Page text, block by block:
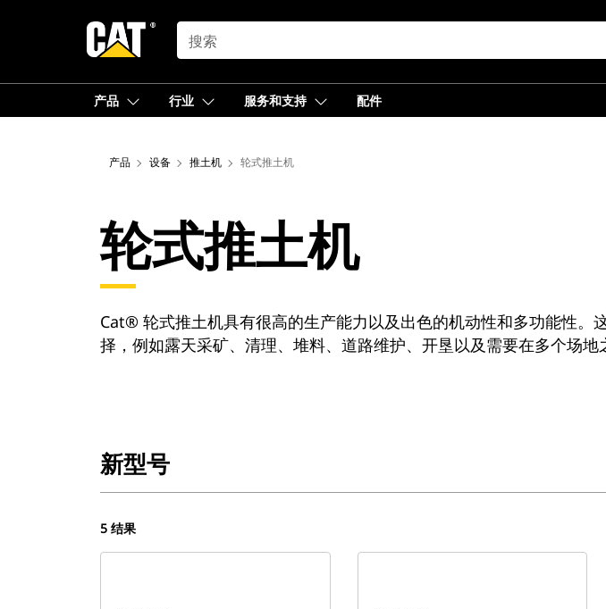
SEARCH
产品 行业 服务和支持 配件
产品 设备 推土机 轮式推土机
轮式推土机
Cat® 轮式推土机具有很高的生产能力以及出色的机动性和多功能性
择，例如露天采矿、清理、堆料、道路维护、开垦以及需要在多个场地
新型号
5 结果